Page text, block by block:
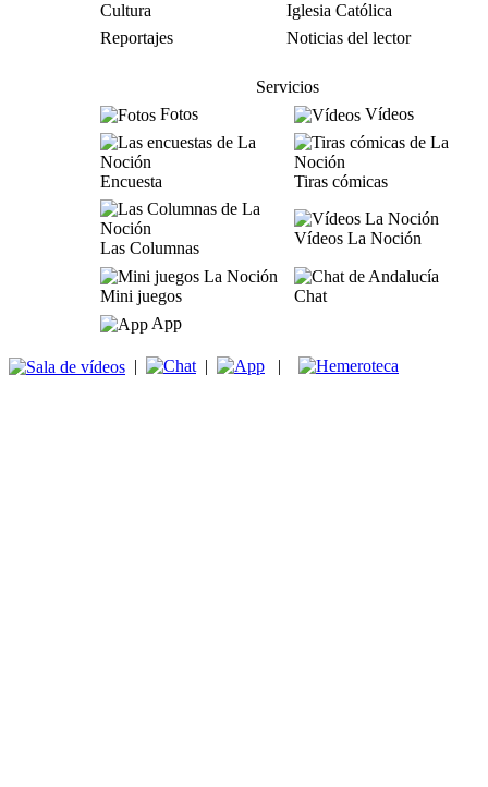
Cultura
Iglesia Católica
Reportajes
Noticias del lector
Servicios
Fotos
Vídeos
Encuesta Tiras cómicas
Las Columnas
Vídeos La Noción
Mini juegos
Chat
App
| | |